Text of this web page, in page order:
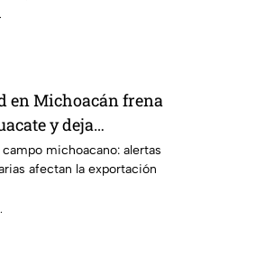
en Michoacán frena
y deja
michoacano: alertas
afectan la exportación